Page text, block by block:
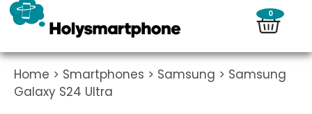
0
Home > Smartphones > Samsung > Samsung
Galaxy S24 Ultra